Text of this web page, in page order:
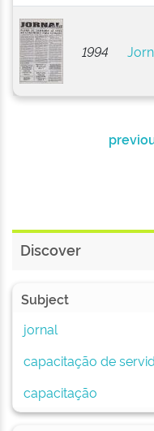
1994
Discover
Subject
jornal
capacitação de
capacitação